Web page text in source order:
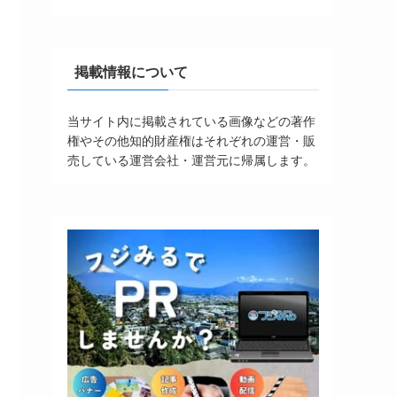
掲載情報について
当サイト内に掲載されている画像などの著作
権やその他知的財産権はそれぞれの運営・販
売している運営会社・運営元に帰属します。